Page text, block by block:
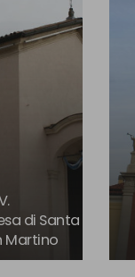
di Santa
Martino